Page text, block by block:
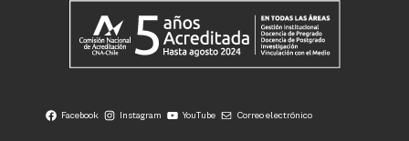
Facebook Instagram YouTube Correo electrónico